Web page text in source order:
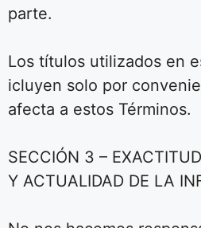
parte.
Los títulos utilizados en
icluyen solo por
afecta a estos Términos.
SECCIÓN 3 –
Y ACTUALIDAD DE LA